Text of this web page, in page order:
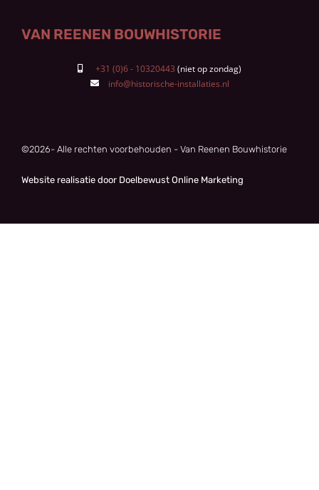
VAN REENEN BOUWHISTORIE
+31 (0)6 - 10320443
info@historische-installaties.nl
©2026- Alle rechten voorbehouden - Van Reenen Bouwhistorie
Website realisatie door Doelbewust Online Marketing